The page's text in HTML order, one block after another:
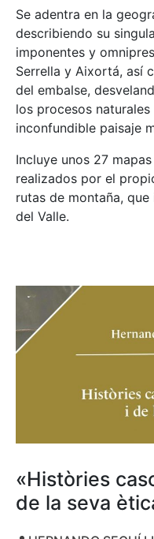
Se adentra en la
describiendo su
imponentes y
Serrella y Aixortá, así
del embalse,
los procesos
inconfundible paisaje
Incluye unos 27
realizados por el
rutas de montaña,
del Valle.
«Històries
de la seva